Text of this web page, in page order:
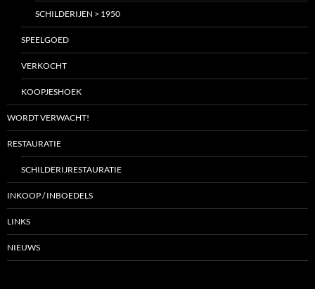
SCHILDERIJEN > 1950
SPEELGOED
VERKOCHT
KOOPJESHOEK
WORDT VERWACHT!
RESTAURATIE
SCHILDERIJRESTAURATIE
INKOOP / INBOEDELS
LINKS
NIEUWS